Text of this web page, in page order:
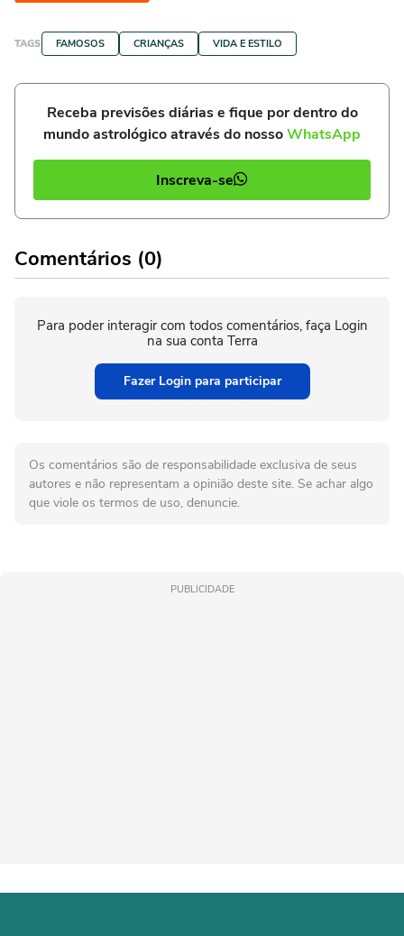
TAGS FAMOSOS CRIANÇAS VIDA E ESTILO
Receba previsões diárias e fique por dentro do
mundo astrológico através do nossoWhatsApp
Inscreva-se
Comentários (0)
Para poder interagir com todos comentários, faça Login
na sua conta Terra
Fazer Login para participar
Os comentários são de responsabilidade exclusiva de seus
autores e não representam a opinião deste site. Se achar algo
que viole os termos de uso, denuncie.
PUBLICIDADE